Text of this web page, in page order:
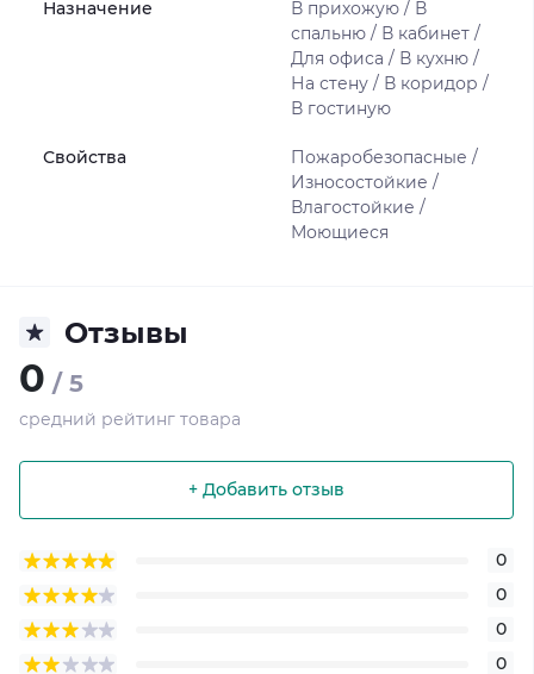
Назначение
В прихожую / В
спальню / В кабинет /
Для офиса / В кухню /
На стену / В коридор /
В гостиную
Свойства
Пожаробезопасные /
Износостойкие /
Влагостойкие /
Моющиеся
Отзывы
0 / 5
средний рейтинг товара
+ Добавить отзыв
0
0
0
0